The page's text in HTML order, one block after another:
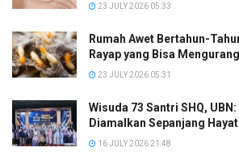
23 JULY 2026 05:33
Rumah Awet Bertahun-
Rayap yang Bisa
23 JULY 2026 05:31
Wisuda 73 Santri SHQ,
Diamalkan Sepanjang Hayat
16 JULY 2026 21:48